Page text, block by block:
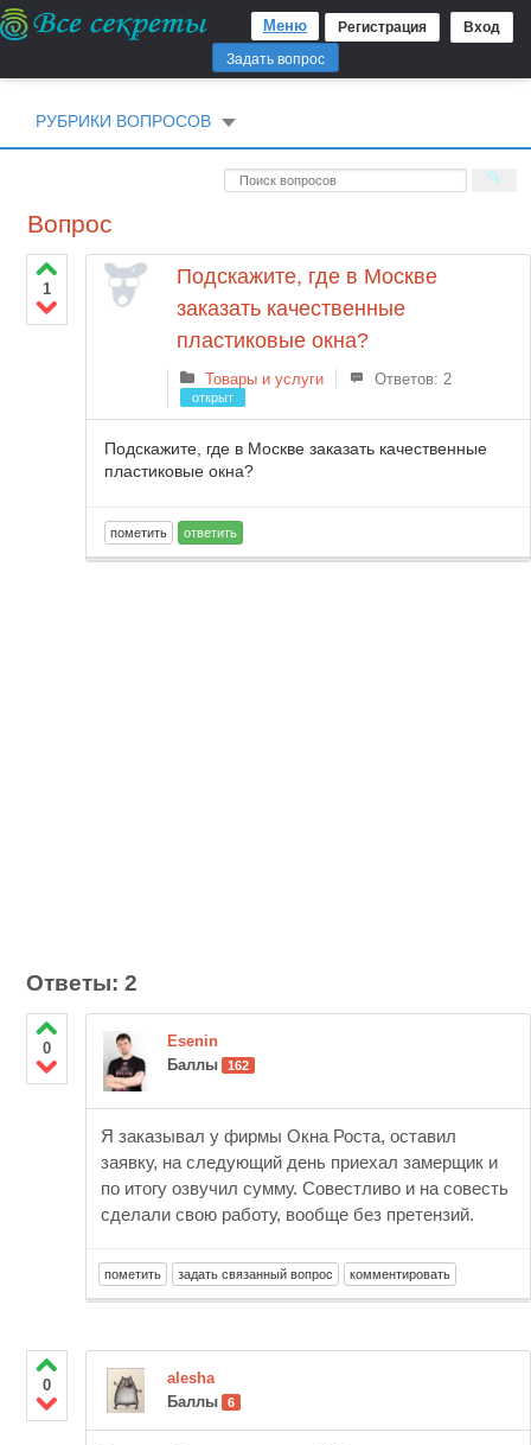
Регистрация Вход
Меню
Задать вопрос
РУБРИКИ ВОПРОСОВ
Вопрос
1
Подскажите, где в Москве
заказать качественные
пластиковые окна?
Товары и услуги Ответов: 2
открыт
Подскажите, где в Москве заказать качественные
пластиковые окна?
Ответы: 2
0
Esenin
Баллы
162
Я заказывал у фирмы Окна Роста, оставил
заявку, на следующий день приехал замерщик и
по итогу озвучил сумму. Совестливо и на совесть
сделали свою работу, вообще без претензий.
0
alesha
Баллы
6